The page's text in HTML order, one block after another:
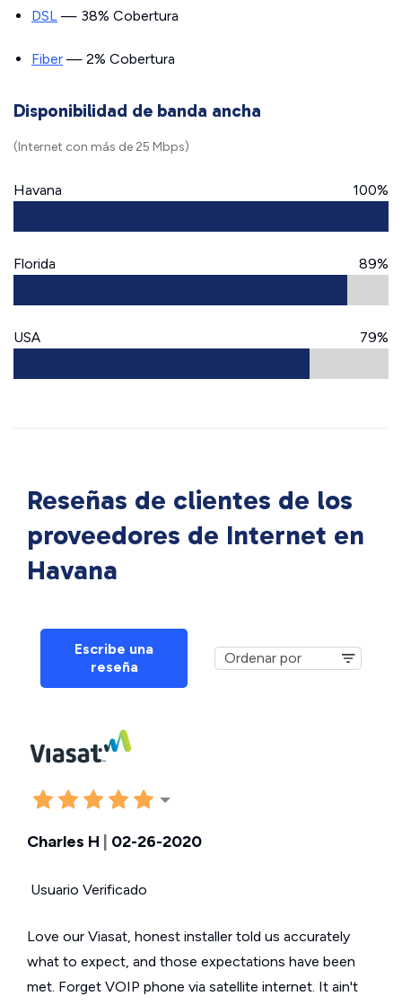
DSL — 38% Cobertura
Fiber — 2% Cobertura
Disponibilidad de banda ancha
(Internet con más de 25 Mbps)
Havana 100%
Florida 89%
USA 79%
Reseñas de clientes de los
proveedores de Internet en
Havana
Escribe una
reseña
Charles H 02-26-2020
Usuario Verificado
Love our Viasat, honest installer told us accurately
what to expect, and those expectations have been
met. Forget VOIP phone via satellite internet. It ain't